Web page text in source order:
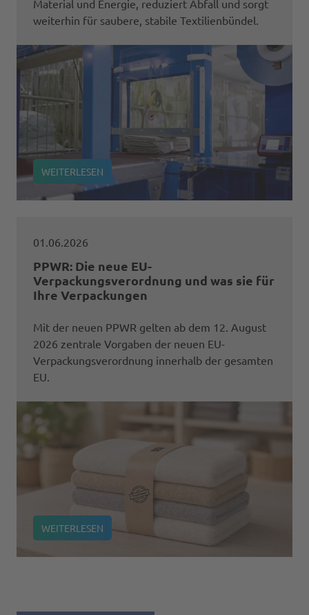
Material und Energie, reduziert Abfall und sorgt
weiterhin für saubere, stabile Textilienbündel.
WEITERLESEN
01.06.2026
PPWR: Die neue EU-
Verpackungsverordnung und was sie für
Ihre Verpackungen
Mit der neuen PPWR gelten ab dem 12. August
2026 zentrale Vorgaben der neuen EU-
Verpackungsverordnung innerhalb der gesamten
EU.
WEITERLESEN